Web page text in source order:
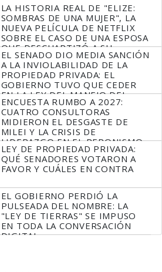
LA HISTORIA REAL DE "ELIZE:
SOMBRAS DE UNA MUJER", LA
NUEVA PELÍCULA DE NETFLIX
SOBRE EL CASO DE UNA ESPOSA
QUE DESCUARTIZÓ A SU
MARIDO
EL SENADO DIO MEDIA SANCIÓN
A LA INVIOLABILIDAD DE LA
PROPIEDAD PRIVADA: EL
GOBIERNO TUVO QUE CEDER
EN LA LEY DEL MANEJO DEL
FUEGO
ENCUESTA RUMBO A 2027:
CUATRO CONSULTORAS
MIDIERON EL DESGASTE DE
MILEI Y LA CRISIS DE
LIDERAZGO EN EL PERONISMO
LEY DE PROPIEDAD PRIVADA:
QUÉ SENADORES VOTARON A
FAVOR Y CUÁLES EN CONTRA
EL GOBIERNO PERDIÓ LA
PULSEADA DEL NOMBRE: LA
"LEY DE TIERRAS" SE IMPUSO
EN TODA LA CONVERSACIÓN
DIGITAL